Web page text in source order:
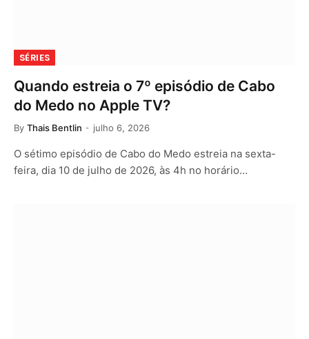
SÉRIES
Quando estreia o 7º episódio de Cabo
do Medo no Apple TV?
By Thais Bentlin julho 6, 2026
O sétimo episódio de Cabo do Medo estreia na sexta-
feira, dia 10 de julho de 2026, às 4h no horário…